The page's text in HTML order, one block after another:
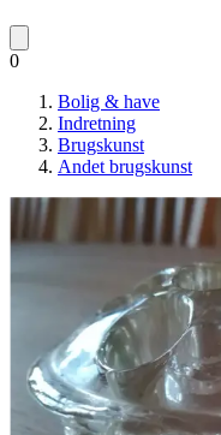
0
Bolig & have
Indretning
Brugskunst
Andet brugskunst